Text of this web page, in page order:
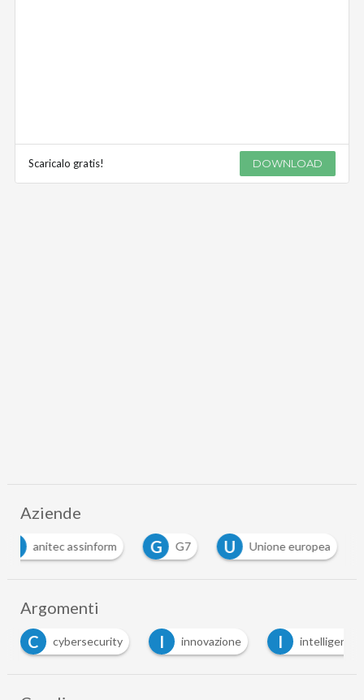
Scaricalo gratis! DOWNLOAD
Aziende
anitec assinform G G7 U Unione europea
Argomenti
C
cybersecurity I innovazione I intelligenza